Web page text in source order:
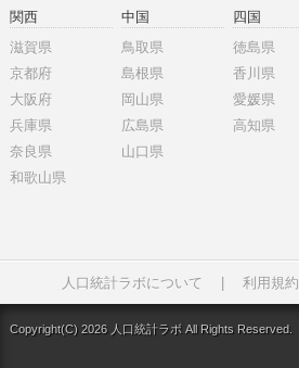
関西
滋賀県
京都府
大阪府
兵庫県
奈良県
和歌山県
中国
鳥取県
島根県
岡山県
広島県
山口県
四国
徳島県
香川県
愛媛県
高知県
人口統計ラボについて 利用規約
Copyright(C) 2026 人口統計ラボ All Rights Reserved.